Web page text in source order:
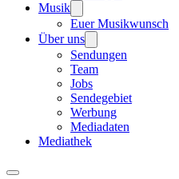
Musik
Euer Musikwunsch
Über uns
Sendungen
Team
Jobs
Sendegebiet
Werbung
Mediadaten
Mediathek